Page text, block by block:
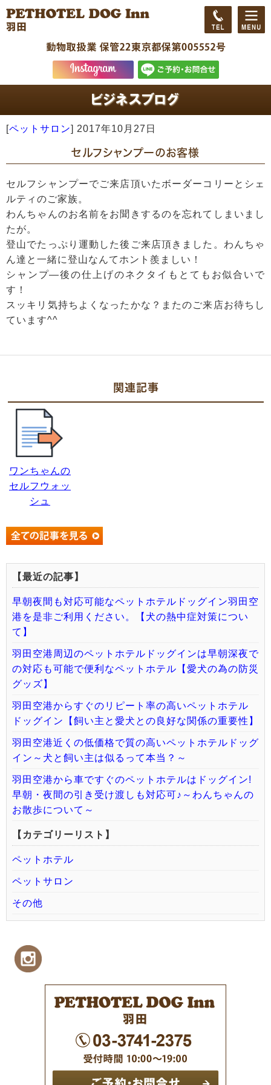
[ペットサロン] 2017年10月27日
セルフシャンプーのお客様
セルフシャンプーでご来店頂いたボーダーコリーとシェ
ルティのご家族。
わんちゃんのお名前をお聞きするのを忘れてしまいまし
たが。
登山でたっぷり運動した後ご来店頂きました。わんちゃ
ん達と一緒に登山なんてホント羨ましい！
シャンプ―後の仕上げのネクタイもとてもお似合いで
す！
スッキリ気持ちよくなったかな？またのご来店お待ちし
ています^^
関連記事
ワンちゃんの
セルフウォッ
シュ
【最近の記事】
早朝夜間も対応可能なペットホテルドッグイン羽田空
港を是非ご利用ください。【犬の熱中症対策につい
て】
羽田空港周辺のペットホテルドッグインは早朝深夜で
の対応も可能で便利なペットホテル【愛犬の為の防災
グッズ】
羽田空港からすぐのリピート率の高いペットホテル
ドッグイン【飼い主と愛犬との良好な関係の重要性】
羽田空港近くの低価格で質の高いペットホテルドッグ
イン～犬と飼い主は似るって本当？～
羽田空港から車ですぐのペットホテルはドッグイン!
早朝・夜間の引き受け渡しも対応可♪～わんちゃんの
お散歩について～
【カテゴリーリスト】
ペットホテル
ペットサロン
その他